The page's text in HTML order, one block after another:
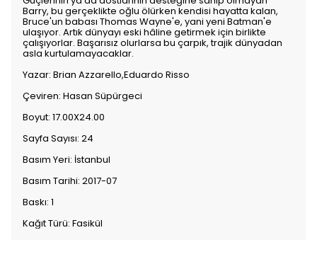
Barry, bu gerçeklikte oğlu ölürken kendisi hayatta kalan,
Bruce'un babası Thomas Wayne'e, yani yeni Batman'e
ulaşıyor. Artık dünyayı eski hâline getirmek için birlikte
çalışıyorlar. Başarısız olurlarsa bu çarpık, trajik dünyadan
asla kurtulamayacaklar.
Yazar: Brian Azzarello,Eduardo Risso
Çeviren: Hasan Süpürgeci
Boyut: 17.00X24.00
Sayfa Sayısı: 24
Basım Yeri: İstanbul
Basım Tarihi: 2017-07
Baskı: 1
Kağıt Türü: Fasikül